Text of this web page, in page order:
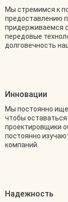
Мы стремимся к
предоставлению
придерживаемся
передовые
долговечность
Инновации
Мы постоянно
чтобы
проектировщики
постоянно
компаний.
Надежность